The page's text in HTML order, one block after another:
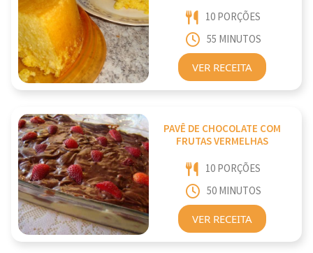
10 PORÇÕES
55 MINUTOS
VER RECEITA
PAVÊ DE CHOCOLATE COM
FRUTAS VERMELHAS
10 PORÇÕES
50 MINUTOS
VER RECEITA